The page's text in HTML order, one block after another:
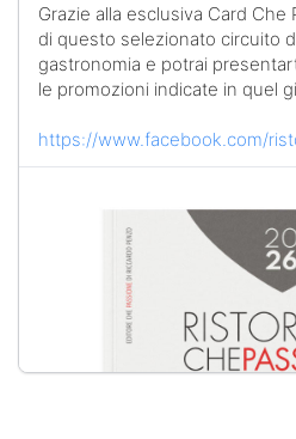
Grazie alla esclusiva Card
di questo selezionato circuito
gastronomia e potrai
le promozioni indicate in quel
https://www.facebook.com/